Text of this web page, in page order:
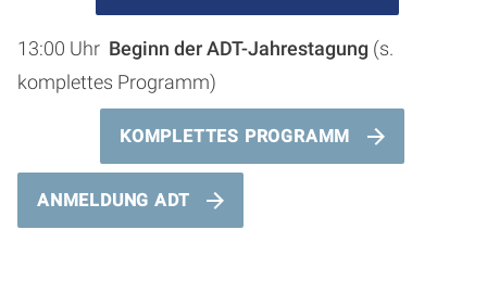
13:00 Uhr Beginn der ADT-Jahrestagung (s.
komplettes Programm)
KOMPLETTES PROGRAMM
ANMELDUNG ADT